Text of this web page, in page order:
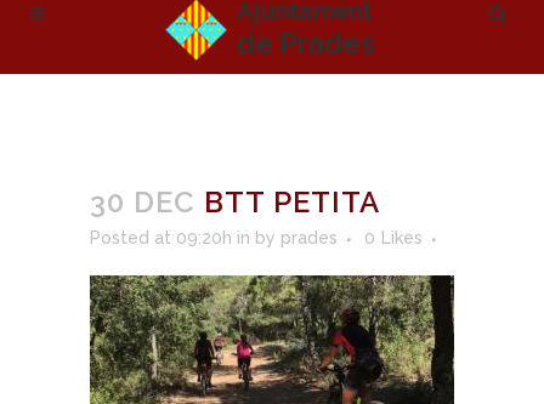
30 DEC BTT PETITA
Posted at 09:20h in by prades 0 Likes